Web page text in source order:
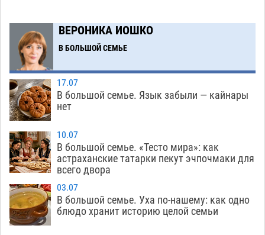
15:28
Тяга к сверхскоростям обошлась
астраханской логистической компании в 400
тысяч рублей
07.08 505
14:44
Астраханские кутилы сменили барные стойки
на полицейские дежурки
14:09
С 11 августа астраханские водоемы
обеспечат притоком в семь тысяч кубов
07.08 1214
13:29
Астраханский аэропорт попробует отбиться
от ворон в апелляционном суде
07.08 515
12:53
Астраханские археологи откопали древнюю
ВЕРОНИКА ИОШКО
В БОЛЬШОЙ СЕМЬЕ
17.07
В большой семье. Язык забыли — кайнары
нет
10.07
В большой семье. «Тесто мира»: как
астраханские татарки пекут эчпочмаки для
всего двора
03.07
В большой семье. Уха по-нашему: как одно
блюдо хранит историю целой семьи